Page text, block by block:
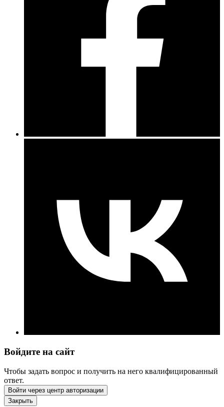
Войдите на сайт
Чтобы задать вопрос и получить на него квалифицированный
ответ.
Войти через центр авторизации
Закрыть